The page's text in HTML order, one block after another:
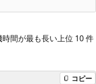
間が最も長い上位 10 件
コピー